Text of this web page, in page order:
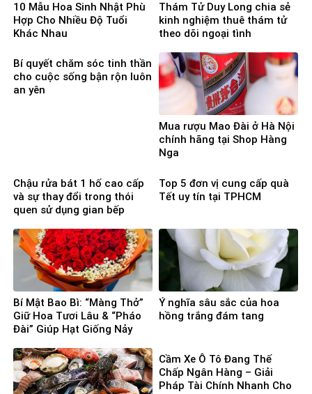
10 Mẫu Hoa Sinh Nhật Phù
Hợp Cho Nhiều Độ Tuổi
Khác Nhau
Thám Tử Duy Long chia sẻ
kinh nghiệm thuê thám tử
theo dõi ngoại tình
Bí quyết chăm sóc tinh thần
cho cuộc sống bận rộn luôn
an yên
Mua rượu Mao Đài ở Hà Nội
chính hãng tại Shop Hàng
Nga
Chậu rửa bát 1 hố cao cấp
và sự thay đổi trong thói
quen sử dụng gian bếp
Top 5 đơn vị cung cấp quà
Tết uy tín tại TPHCM
Bí Mật Bao Bì: “Màng Thở”
Giữ Hoa Tươi Lâu & “Pháo
Đài” Giúp Hạt Giống Nảy
Ý nghĩa sâu sắc của hoa
hồng trắng đám tang
Cầm Xe Ô Tô Đang Thế
Chấp Ngân Hàng – Giải
Pháp Tài Chính Nhanh Cho